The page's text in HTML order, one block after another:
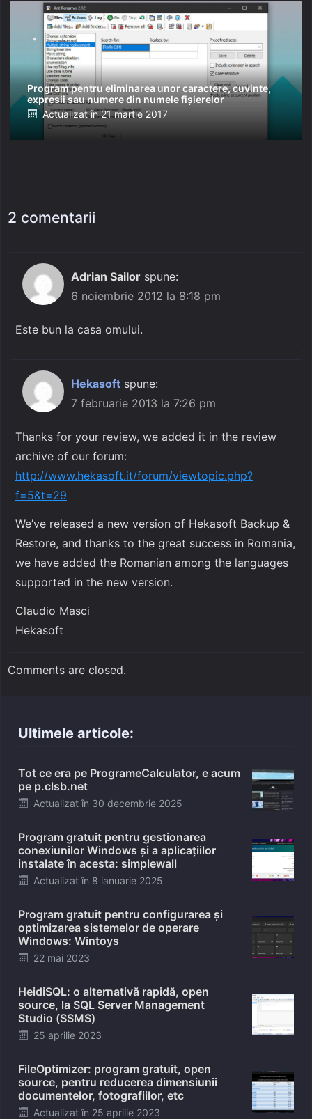
Program pentru eliminarea unor caractere, cuvinte,
expresii sau numere din numele fișierelor
Posted
on
Actualizat în 21 martie 2017
2 comentarii
Adrian Sailor spune:
6 noiembrie 2012 la 8:18 pm
Este bun la casa omului.
Hekasoft spune:
7 februarie 2013 la 7:26 pm
Thanks for your review, we added it in the review
archive of our forum:
http://www.hekasoft.it/forum/viewtopic.php?
f=5&t=29
We’ve released a new version of Hekasoft Backup &
Restore, and thanks to the great success in Romania,
we have added the Romanian among the languages ​​
supported in the new version.
Claudio Masci
Hekasoft
Comments are closed.
Ultimele articole:
Tot ce era pe ProgrameCalculator, e acum
pe p.clsb.net
Posted
Actualizat în 30 decembrie 2025
Program gratuit pentru gestionarea
conexiunilor Windows și a aplicațiilor
instalate în acesta: simplewall
Posted
Actualizat în 8 ianuarie 2025
Program gratuit pentru configurarea și
optimizarea sistemelor de operare
Windows: Wintoys
Posted
22 mai 2023
HeidiSQL: o alternativă rapidă, open
source, la SQL Server Management
Studio (SSMS)
Posted
25 aprilie 2023
FileOptimizer: program gratuit, open
source, pentru reducerea dimensiunii
documentelor, fotografiilor, etc
Posted
Actualizat în 25 aprilie 2023